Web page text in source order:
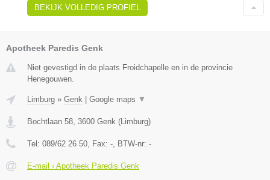
BEKIJK VOLLEDIG PROFIEL
Apotheek Paredis Genk
Niet gevestigd in de plaats Froidchapelle en in de provincie
Henegouwen.
Limburg » Genk Google maps ▼
Bochtlaan 58, 3600 Genk (Limburg)
Tel: 089/62 26 50, Fax: -, BTW-nr: -
E-mail › Apotheek Paredis Genk